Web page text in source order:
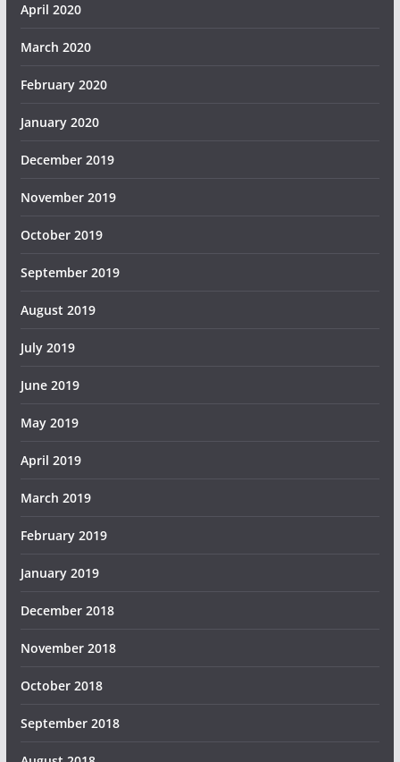
April 2020
March 2020
February 2020
January 2020
December 2019
November 2019
October 2019
September 2019
August 2019
July 2019
June 2019
May 2019
April 2019
March 2019
February 2019
January 2019
December 2018
November 2018
October 2018
September 2018